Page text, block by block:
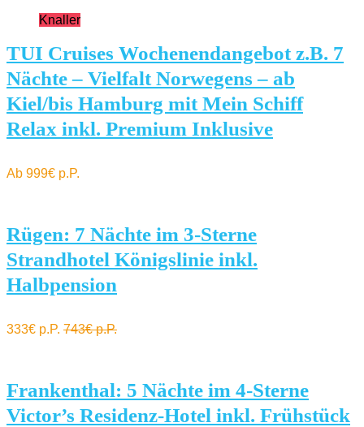
Knaller
TUI Cruises Wochenendangebot z.B. 7
Nächte – Vielfalt Norwegens – ab
Kiel/bis Hamburg mit Mein Schiff
Relax inkl. Premium Inklusive
Ab 999€ p.P.
Rügen: 7 Nächte im 3-Sterne
Strandhotel Königslinie inkl.
Halbpension
333€ p.P. 743€ p.P.
Frankenthal: 5 Nächte im 4-Sterne
Victor’s Residenz-Hotel inkl. Frühstück